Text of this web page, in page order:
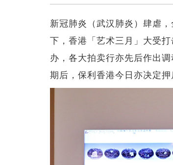
新冠肺炎（武汉肺炎）肆虐
下，香港「艺术三月」大受
办，各大拍卖行亦先后作出
期后，保利香港今日亦决定押